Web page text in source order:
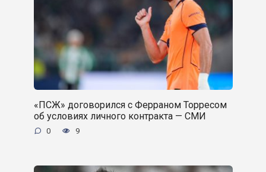
«ПСЖ» договорился с Ферраном Торресом
об условиях личного контракта — СМИ
0 9